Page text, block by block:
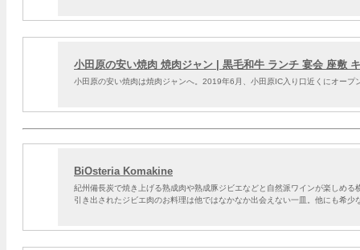
小田原の安い焼肉 焼肉ジャン | 黒毛和牛 ランチ 宴会 座敷
小田原の安い焼肉は焼肉ジャンへ。2019年6月、小田原IC入り口近くにオー
BiOsteria Komakine
紀州備長炭で焼き上げる熟成肉や熟成豚ジビエなどと自然派ワインが楽しめ
引き出されたジビエ肉のお料理は他ではなかなか出会えない一皿。他にも希